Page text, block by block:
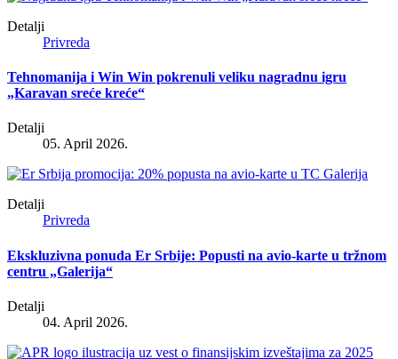
Detalji
Privreda
Tehnomanija i Win Win pokrenuli veliku nagradnu igru
„Karavan sreće kreće“
Detalji
05. April 2026.
Detalji
Privreda
Ekskluzivna ponuda Er Srbije: Popusti na avio-karte u tržnom
centru „Galerija“
Detalji
04. April 2026.